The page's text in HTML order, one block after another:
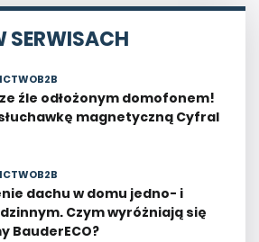
SERWISACH
źle odłożonym domofonem!
magnetyczną Cyfral
dachu w domu jedno- i
Czym wyróżniają się
BauderECO?